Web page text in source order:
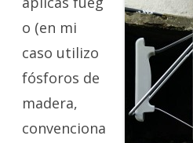
o (en mi
caso utilizo
fósforos de
madera,
convenciona